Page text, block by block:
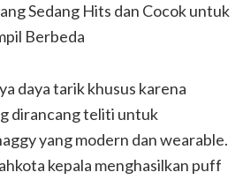
daya tarik khusus karena
dirancang teliti untuk
yang modern dan wearable.
kepala menghasilkan puff